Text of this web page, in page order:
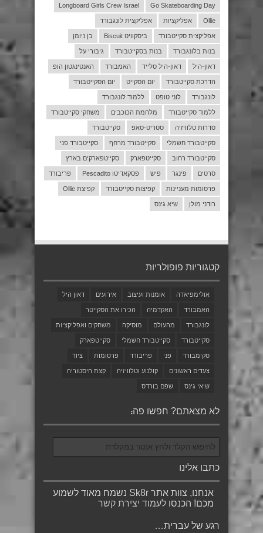
Go Skateboarding Day
Longboard Girls Crew Israel
Ollie אפליקציות אפליקצית לונגבורד
אפליקצית סקייטבורד ביסקוויט Biscuit בן ניומן
בנות בלונגבורד בנות בסקייטבורד גיבורי על
דאון-היל דאון-היל סלייד האמבורד האנטינגטון הופ
הדרכת סקייטבורד יום הסקייט יום הסקייטבורד
לונגבורד לוני טופט ללמוד לונגבורד
ללמוד סקייטבורד מלחמת הכוכבים משחקי סקייטבורד
סדרות טלוויזיה סטריט-סאפ סקייטבורד
סקייטבורד חשמלי סקייטבורד מרחף סקייטבורד פני
סקייטבורד רחוב סקייטפארק סקייטפארקים בארץ
סרטים פינגר פיש פסקאדיטו Pescadito פריבורד
פרסומות מעניינות קפיצות סקייטבורד קפיצת Ollie
רודני מולן שיא גינס
קטגוריות פופולריות
אולימפיאדה אומנות ועיצוב אירועים דאון היל
האמבורד האקדמיה הכירו את הסקייטר
לונגבורד מהעולם מוסיקה משחקים ואפליקציות
סקייטבורד סקייטבורד חשמלי סקייטפארק
סקימבורד פני פריבורד פרסומות ציוד
צעדים ראשונים קולנוע וטלוויזיה קצת היסטוריה
שיאי גינס שפם בורדס
לא מצאתם? חפשו פה:
כתבו אלינו
אנחנו, צוות אתר Sk8r נשמח מאוד לשמוע
מכם! הכנסו לעמוד יצירת קשר
רגע של עברית…